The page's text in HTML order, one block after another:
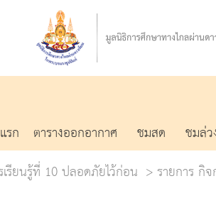
รก ตารางออกอากาศ ชมสด ชมล่
รียนรู้ที่ 10 ปลอดภัยไว้ก่อน
รายการ กิ